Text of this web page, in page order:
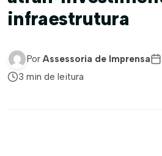
infraestrutura
Por Assessoria de Imprensa
3 min de leitura